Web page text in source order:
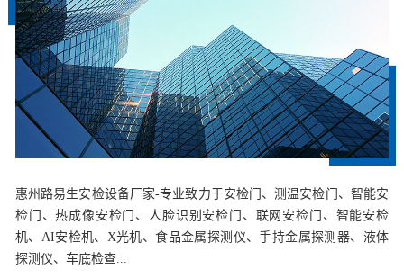
惠州路易生安检设备厂家-专业致力于安检门、测温安检门、智能安
检门、热成像安检门、人脸识别安检门、联网安检门、智能安检
机、AI安检机、X光机、食品金属探测仪、手持金属探测器、液体
探测仪、车底检查...